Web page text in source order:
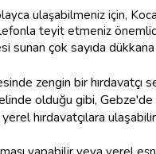
ulaşabilmeniz için,
teyit etmeniz
sunan çok sayıda
zengin bir hırdavatçı
olduğu gibi,
hırdavatçılara